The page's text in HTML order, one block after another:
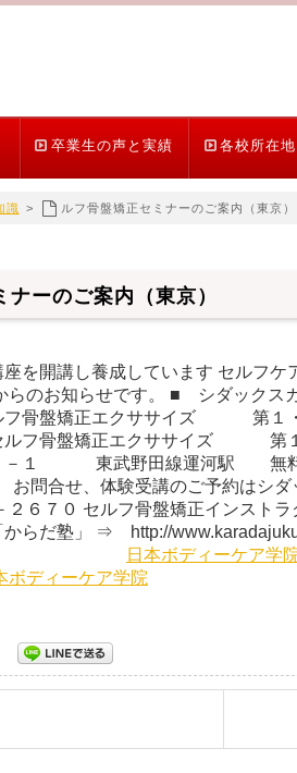
卒業生の声と実績 各校所在地
識 > ルフ骨盤矯正セミナーのご案内（東京）
ーのご案内（東京）
を開講し養成しています セルフ
らのお知らせです。 ■ シダックス
骨盤矯正エクササイズ 第１・
ルフ骨盤矯正エクササイズ 第
－１ 東武野田線運河駅 無料
お問合せ、体験受講のご予約はシ
２６７０ セルフ骨盤矯正インスト
からだ塾」 ⇒ http://
日本ボディーケア学
ボディーケア学院